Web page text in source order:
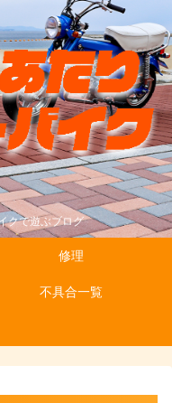
クで遊ぶブログ
修理
不具合一覧